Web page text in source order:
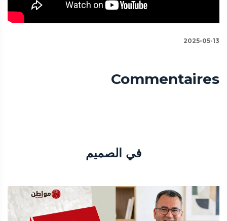
2025-05-13
Commentaires
في الصميم